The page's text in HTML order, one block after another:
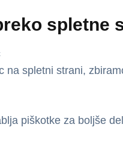
spletne
na spletni strani,
piškotke za boljše